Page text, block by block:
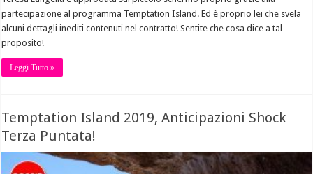
partecipazione al programma Temptation Island. Ed è proprio lei che svela
alcuni dettagli inediti contenuti nel contratto! Sentite che cosa dice a tal
proposito!
Leggi Tutto »
Temptation Island 2019, Anticipazioni Shock
Terza Puntata!